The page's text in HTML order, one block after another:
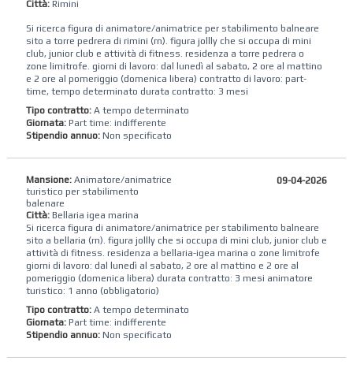
Città:Rimini
Si ricerca figura di animatore/animatrice per stabilimento balneare
sito a torre pedrera di rimini (rn). figura jollly che si occupa di mini
club, junior club e attività di fitness. residenza a torre pedrera o
zone limitrofe. giorni di lavoro: dal lunedì al sabato, 2 ore al mattino
e 2 ore al pomeriggio (domenica libera) contratto di lavoro: part-
time, tempo determinato durata contratto: 3 mesi
Tipo contratto:A tempo determinato
Giornata: Part time: indifferente
Stipendio annuo: Non specificato
Mansione:Animatore/animatrice
turistico per stabilimento
balenare
Città:Bellaria igea marina
09-04-2026
Si ricerca figura di animatore/animatrice per stabilimento balneare
sito a bellaria (rn). figura jollly che si occupa di mini club, junior club e
attività di fitness. residenza a bellaria-igea marina o zone limitrofe
giorni di lavoro: dal lunedì al sabato, 2 ore al mattino e 2 ore al
pomeriggio (domenica libera) durata contratto: 3 mesi animatore
turistico: 1 anno (obbligatorio)
Tipo contratto:A tempo determinato
Giornata: Part time: indifferente
Stipendio annuo: Non specificato